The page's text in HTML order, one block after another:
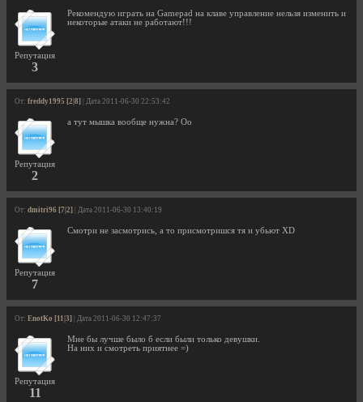
Репутация
3
Рекомендую играть на Gamepad на клаве управление нельзя изменить и
некоторые атаки не работают!!!
От: freddy1995 [2|8] | Дата 2011-06-30 22:53:42
Репутация
2
а тут мышка вообще нужна? Оо
От: dmitri96 [7|2] | Дата 2011-06-30 13:40:19
Репутация
7
Смотри не засмотрись, а то присмотришся тя и убьют XD
От: EnotKo [11|3] | Дата 2011-06-30 12:47:37
Репутация
11
Мне бы лучше было б если были только девушки.
На них и смотреть приятнее =)